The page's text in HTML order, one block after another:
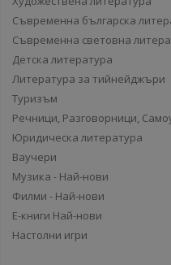
Съвременна българска
Съвременна световна
Детска литература
Литература за тийнейджъри
Туризъм
Речници, Разговорници,
Юридическа литература
Ваучери
Музика - Най-нови
Филми - Най-нови
Е-книги Най-нови
Настолни игри